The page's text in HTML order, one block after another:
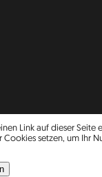
Link auf dieser Seite
setzen, um Ihr
·